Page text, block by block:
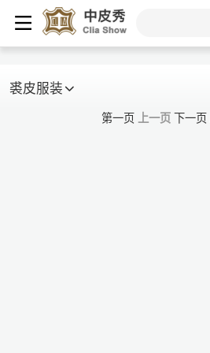
裘皮服装
第一页 上一页 下一页